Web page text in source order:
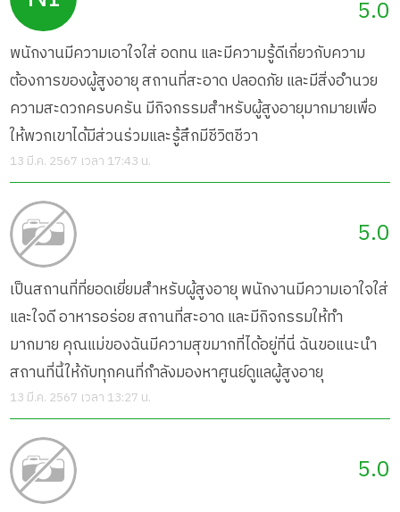
5.0
พนักงานมีความเอาใจใส่ อดทน และมีความรู้ดีเกี่ยวกับความ
ต้องการของผู้สูงอายุ สถานที่สะอาด ปลอดภัย และมีสิ่งอำนวย
ความสะดวกครบครัน มีกิจกรรมสำหรับผู้สูงอายุมากมายเพื่อ
ให้พวกเขาได้มีส่วนร่วมและรู้สึกมีชีวิตชีวา
13 มี.ค. 2567 เวลา 17:43 น.
5.0
เป็นสถานที่ที่ยอดเยี่ยมสำหรับผู้สูงอายุ พนักงานมีความเอาใจใส่
และใจดี อาหารอร่อย สถานที่สะอาด และมีกิจกรรมให้ทำ
มากมาย คุณแม่ของฉันมีความสุขมากที่ได้อยู่ที่นี่ ฉันขอแนะนำ
สถานที่นี้ให้กับทุกคนที่กำลังมองหาศูนย์ดูแลผู้สูงอายุ
13 มี.ค. 2567 เวลา 13:27 น.
5.0